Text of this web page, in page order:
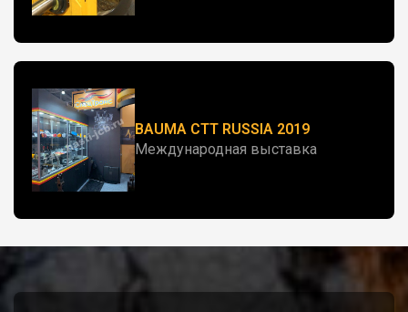
BAUMA CTT RUSSIA 2019
Международная выставка